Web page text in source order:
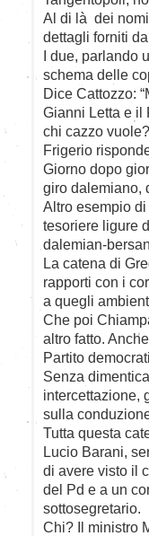
Al di là dei
dettagli forniti
I due, parlando
schema delle
Dice Cattozzo:
Gianni Letta e il
chi cazzo
Frigerio
Giorno dopo
giro dalemiano,
Altro esempio
tesoriere ligure
dalemian-
La catena di
rapporti con i
a quegli
Che poi
altro fatto.
Partito
Senza
intercettazione,
sulla
Tutta questa
Lucio Barani,
di avere visto il
del Pd e a un
sottosegretario.
Chi? Il ministro